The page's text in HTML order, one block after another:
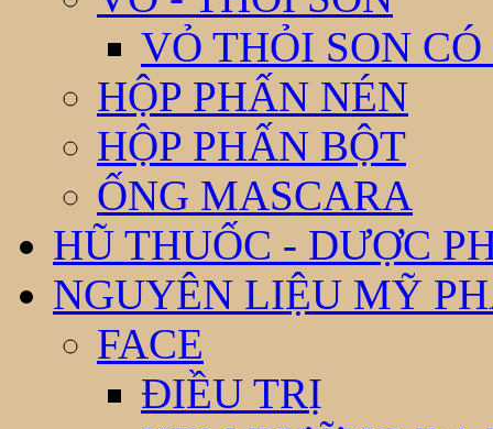
VỎ THỎI SON
HỘP PHẤN NÉN
HỘP PHẤN BỘT
ỐNG MASCARA
HŨ THUỐC - DƯỢC
NGUYÊN LIỆU MỸ
FACE
ĐIỀU TRỊ